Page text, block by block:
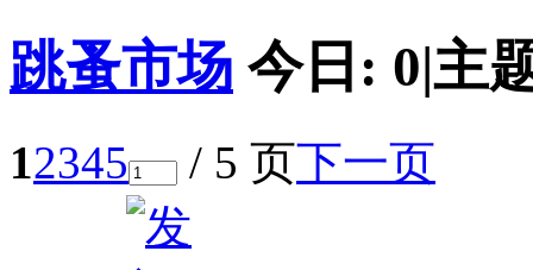
跳蚤市场 今日: 0|主
12345 / 5 页下一页